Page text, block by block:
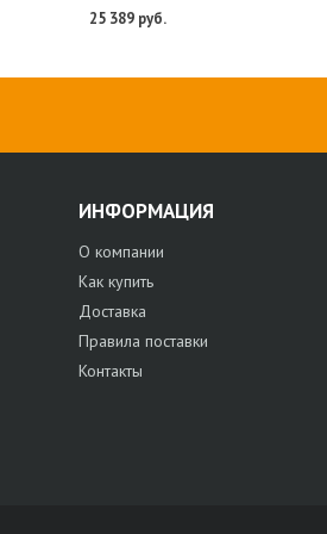
25 389 руб.
ИНФОРМАЦИЯ
О компании
Как купить
Доставка
Правила поставки
Контакты